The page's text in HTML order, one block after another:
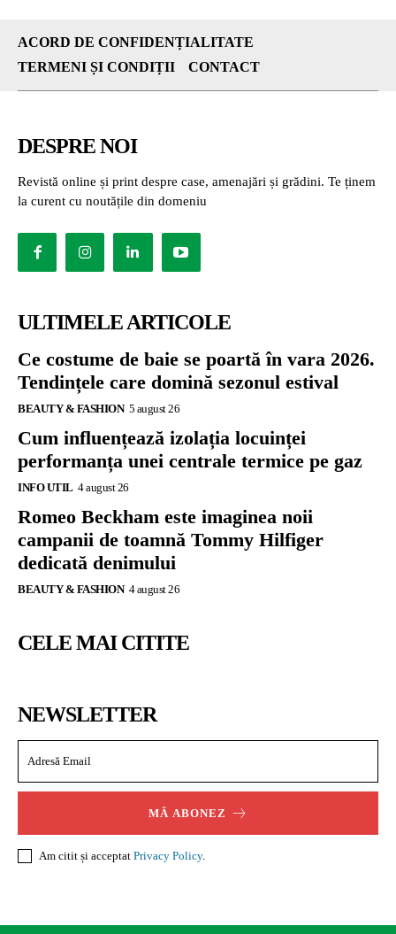
ACORD DE CONFIDENȚIALITATE
TERMENI ȘI CONDIȚII
CONTACT
DESPRE NOI
Revistă online și print despre case, amenajări și grădini. Te ținem
la curent cu noutățile din domeniu
ULTIMELE ARTICOLE
Ce costume de baie se poartă în vara 2026.
Tendințele care domină sezonul estival
BEAUTY & FASHION 5 august 26
Cum influențează izolația locuinței
performanța unei centrale termice pe gaz
INFO UTIL 4 august 26
Romeo Beckham este imaginea noii
campanii de toamnă Tommy Hilfiger
dedicată denimului
BEAUTY & FASHION 4 august 26
CELE MAI CITITE
NEWSLETTER
MĂ ABONEZ
Am citit și acceptat Privacy Policy.